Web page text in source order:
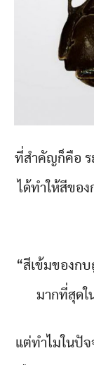
ที่สำคัญก็คือ ร
ได้ทำให้สีขอ
“สีเข้มของก
มากที่สุดใ
แต่ทำไมในปั